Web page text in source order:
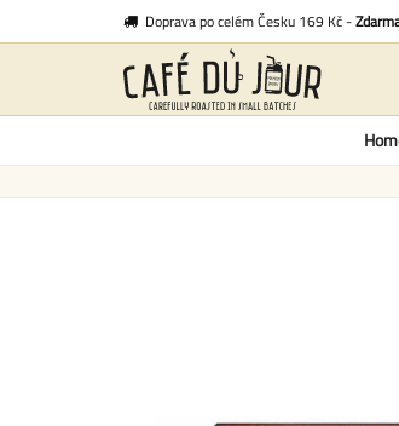
Doprava po celém Česku 169 Kč -